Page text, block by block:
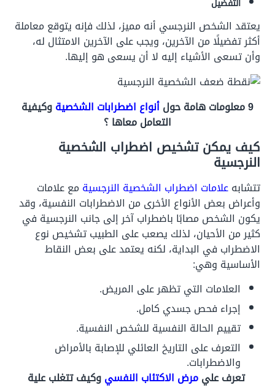
التفضيل
يعتقد الشخص النرجسي أنه مميز، لذلك فإنه يتوقع معاملة
أكثر تفضيلًا من الآخرين، ويجب على الآخرين الامتثال له،
وأن تسعى الأشياء إليه لا أن يسعى هو إليها.
9 معلومات هامة حول أنواع اضطرابات الشخصيةوكيفية
التعامل معاها ؟
كيف يمكن تشخيص اضطراب الشخصية
النرجسية
تتشابهعلامات اضطراب الشخصية النرجسيةمع علامات
وأعراض بعض الأنواع الأخرى من الاضطرابات النفسية، وقد
يكون الشخص مصابًا باضطراب آخر إلى جانب النرجسية في
كثير من الأحيان، لذلك يصعب على الطبيب تشخيص نوع
الاضطراب في البداية، لكنه يعتمد على بعض النقاط
الأساسية وهي:
العلامات التي تظهر على المريض.
إجراء فحص جسدي كامل.
تقييم الحالة النفسية للشخص النفسية.
التعرف على التاريخ العائلي للإصابة بالأمراض
والاضطرابات.
تعرف عليمرض الاكتئاب النفسيوكيف تتغلب علية